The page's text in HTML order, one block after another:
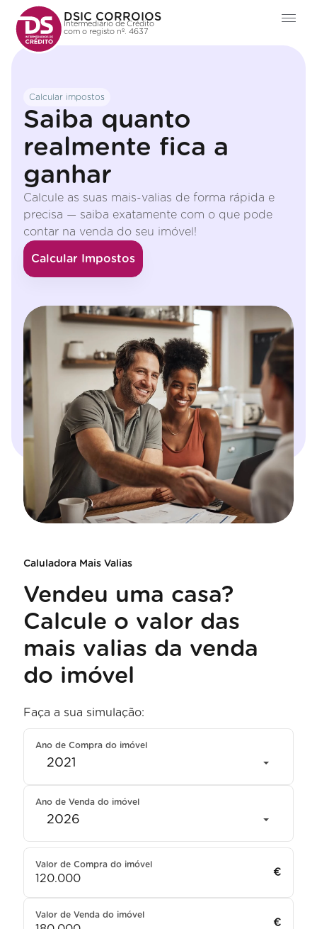
DSIC CORROIOS
Intermediário de Crédito
com o registo nº. 4637
Calcular impostos
Saiba quanto
realmente fica a
ganhar
Calcule as suas mais-valias de forma rápida e
precisa — saiba exatamente com o que pode
contar na venda do seu imóvel!
Calcular Impostos
Caluladora Mais Valias
Vendeu uma casa?
Calcule o valor das
mais valias da venda
do imóvel
Faça a sua simulação:
Ano de Compra do imóvel
2021
Ano de Venda do imóvel
2026
Valor de Compra do imóvel
€
Valor de Venda do imóvel
€